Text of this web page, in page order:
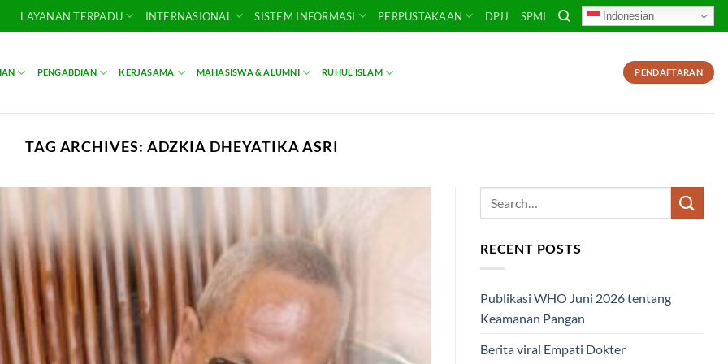
LAYANAN TERPADU INTERNASIONAL SISTEM INFORMASI PERPUSTAKAAN DPJJ SPMI Indonesian
PENGABDIAN KERJASAMA MAHASISWA & ALUMNI RUHUL ISLAM PENDAFTARAN
TAG ARCHIVES: ADZKIA DHEYATIKA ASRI
RECENT POSTS
Publikasi WHO Juni 2026 tentang
Keamanan Pangan
Berita viral Empati Dokter